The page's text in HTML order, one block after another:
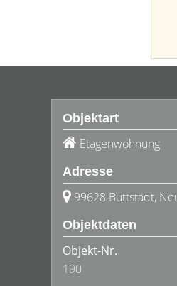
Objektart
Etagenwohnung
Adresse
99628 Buttstädt,
Objektdaten
Objekt-Nr.
190